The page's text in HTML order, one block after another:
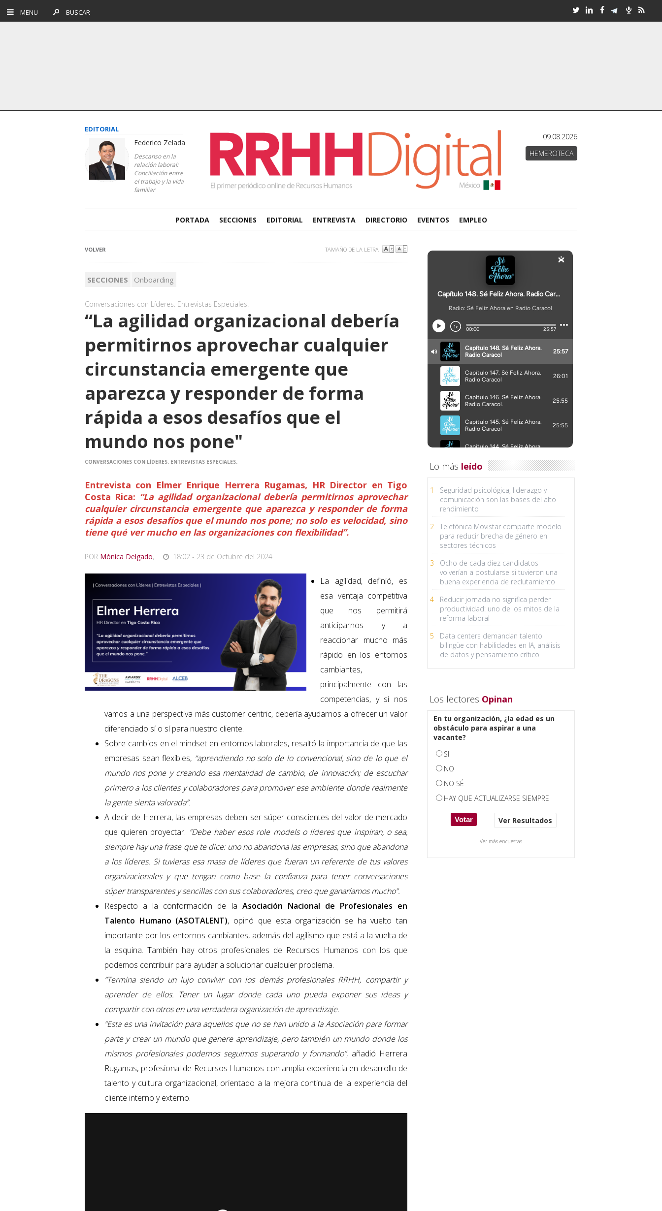
MENU BUSCAR
EDITORIAL
Federico Zelada
Descanso en la
relación laboral:
Conciliación entre
el trabajo y la vida
familiar
09.08.2026
HEMEROTECA
PORTADA SECCIONES EDITORIAL ENTREVISTA DIRECTORIO EVENTOS EMPLEO
VOLVER TAMAÑO DE LA LETRA
SECCIONES Onboarding
Conversaciones con Líderes. Entrevistas Especiales.
“La agilidad organizacional debería
permitirnos aprovechar cualquier
circunstancia emergente que
aparezca y responder de forma
rápida a esos desafíos que el
mundo nos pone"
CONVERSACIONES CON LÍDERES. ENTREVISTAS ESPECIALES.
Entrevista con Elmer Enrique Herrera Rugamas, HR Director en Tigo
Costa Rica: “La agilidad organizacional debería permitirnos aprovechar
cualquier circunstancia emergente que aparezca y responder de forma
rápida a esos desafíos que el mundo nos pone; no solo es velocidad, sino
tiene qué ver mucho en las organizaciones con flexibilidad”.
POR Mónica Delgado, 18:02 - 23 de Octubre del 2024
La agilidad, definió, es
esa ventaja competitiva
que nos permitirá
anticiparnos y a
reaccionar mucho más
rápido en los entornos
cambiantes,
principalmente con las
competencias, y si nos
vamos a una perspectiva más customer centric, debería ayudarnos a ofrecer un valor
diferenciado sí o sí para nuestro cliente.
Sobre cambios en el mindset en entornos laborales, resaltó la importancia de que las
empresas sean flexibles, “aprendiendo no solo de lo convencional, sino de lo que el
mundo nos pone y creando esa mentalidad de cambio, de innovación; de escuchar
primero a los clientes y colaboradores para promover ese ambiente donde realmente
la gente sienta valorada”.
A decir de Herrera, las empresas deben ser súper conscientes del valor de mercado
que quieren proyectar. “Debe haber esos role models o líderes que inspiran, o sea,
siempre hay una frase que te dice: uno no abandona las empresas, sino que abandona
a los líderes. Si tuvieras esa masa de líderes que fueran un referente de tus valores
organizacionales y que tengan como base la confianza para tener conversaciones
súper transparentes y sencillas con sus colaboradores, creo que ganaríamos mucho”.
Respecto a la conformación de la Asociación Nacional de Profesionales en
Talento Humano (ASOTALENT), opinó que esta organización se ha vuelto tan
importante por los entornos cambiantes, además del agilismo que está a la vuelta de
la esquina. También hay otros profesionales de Recursos Humanos con los que
podemos contribuir para ayudar a solucionar cualquier problema.
“Termina siendo un lujo convivir con los demás profesionales RRHH, compartir y
aprender de ellos. Tener un lugar donde cada uno pueda exponer sus ideas y
compartir con otros en una verdadera organización de aprendizaje.
“Esta es una invitación para aquellos que no se han unido a la Asociación para formar
parte y crear un mundo que genere aprendizaje, pero también un mundo donde los
mismos profesionales podemos seguirnos superando y formando”, añadió Herrera
Rugamas, profesional de Recursos Humanos con amplia experiencia en desarrollo de
talento y cultura organizacional, orientado a la mejora continua de la experiencia del
cliente interno y externo.
Lo más leído
1
Seguridad psicológica, liderazgo y
comunicación son las bases del alto
rendimiento
2
Telefónica Movistar comparte modelo
para reducir brecha de género en
sectores técnicos
3
Ocho de cada diez candidatos
volverían a postularse si tuvieron una
buena experiencia de reclutamiento
4
Reducir jornada no significa perder
productividad: uno de los mitos de la
reforma laboral
5
Data centers demandan talento
bilingüe con habilidades en IA, análisis
de datos y pensamiento crítico
Los lectores Opinan
En tu organización, ¿la edad es un
obstáculo para aspirar a una
vacante?
SI
NO
NO SÉ
HAY QUE ACTUALIZARSE SIEMPRE
Ver Resultados
Ver más encuestas